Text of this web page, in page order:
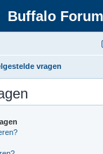
Buffalo Forum
vragen